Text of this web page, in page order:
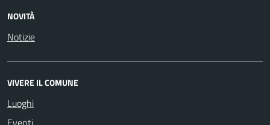
NOVITÀ
Notizie
VIVERE IL COMUNE
Luoghi